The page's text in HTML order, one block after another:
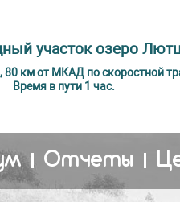
участок озеро
80 км от МКАД по скоростной
Время в пути 1 час.
Отчеты